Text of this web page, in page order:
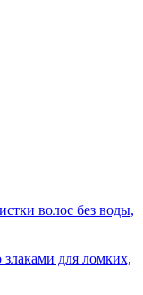
волос без воды,